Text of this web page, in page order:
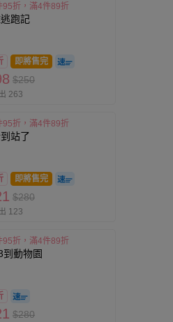
95折，滿4件89折
跑記
即將售完
$250
263
95折，滿4件89折
站了
即將售完
$280
123
95折，滿4件89折
到動物園
$280